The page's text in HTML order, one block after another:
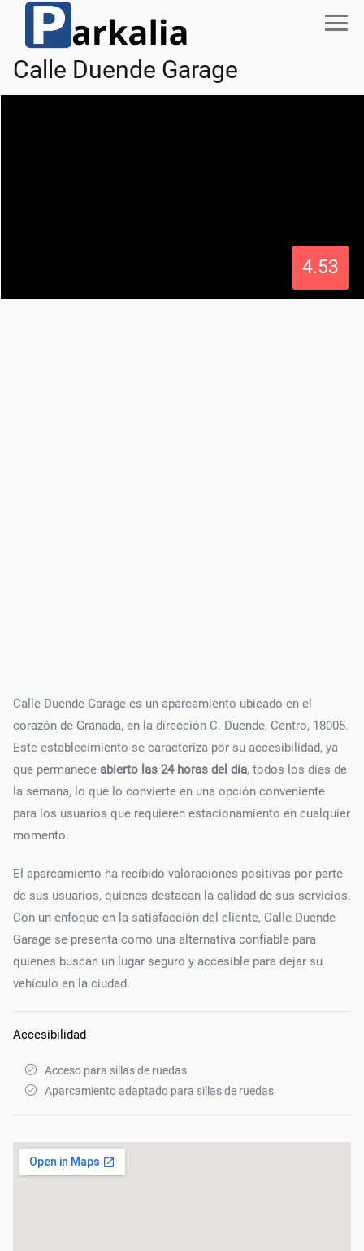
Calle Duende Garage
4.53
Calle Duende Garage es un aparcamiento ubicado en el
corazón de Granada, en la dirección C. Duende, Centro, 18005.
Este establecimiento se caracteriza por su accesibilidad, ya
que permanece abierto las 24 horas del día, todos los días de
la semana, lo que lo convierte en una opción conveniente
para los usuarios que requieren estacionamiento en cualquier
momento.
El aparcamiento ha recibido valoraciones positivas por parte
de sus usuarios, quienes destacan la calidad de sus servicios.
Con un enfoque en la satisfacción del cliente, Calle Duende
Garage se presenta como una alternativa confiable para
quienes buscan un lugar seguro y accesible para dejar su
vehículo en la ciudad.
Accesibilidad
Acceso para sillas de ruedas
Aparcamiento adaptado para sillas de ruedas